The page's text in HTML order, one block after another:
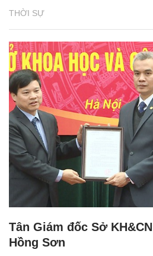
THỜI SỰ
Tân Giám đốc Sở
Hồng Sơn